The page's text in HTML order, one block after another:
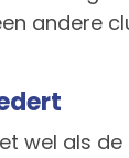
andere
wel als